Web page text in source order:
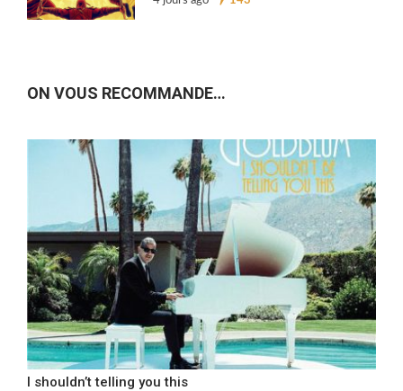
ON VOUS RECOMMANDE…
I shouldn’t telling you this